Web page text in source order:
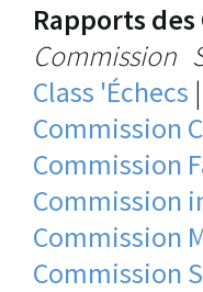
Rapports
Commission
Class 'Échecs |
Commission
Commission
Commission
Commission
Commission